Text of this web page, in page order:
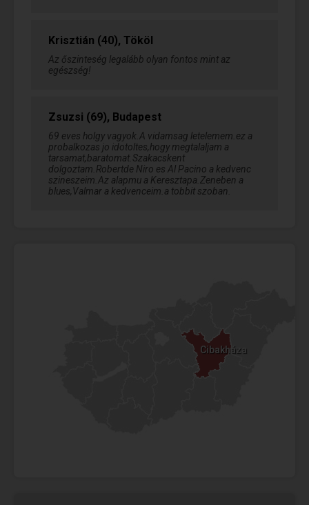
Krisztián (40), Tököl
Az őszinteség legalább olyan fontos mint az
egészség!
Zsuzsi (69), Budapest
69 eves holgy vagyok.A vidamsag letelemem.ez a
probalkozas jo idotoltes,hogy megtalaljam a
tarsamat,baratomat.Szakacskent
dolgoztam.Robertde Niro es Al Pacino a kedvenc
szineszeim.Az alapmu a Keresztapa.Zeneben a
blues,Valmar a kedvenceim.a tobbit szoban.
Cibakháza
Cibakháza